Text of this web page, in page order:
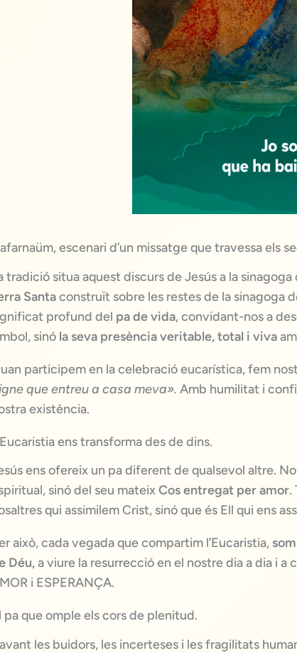
escenari d’un missatge que travessa els
tradició situa aquest discurs de Jesús a la
Santaconstruït sobre les restes de la sinagoga
profund del pa de vida, convidant-nos a
sinó la seva presència veritable, total i viva
participem en la celebració eucarística, fem
que entreu a casa meva». Amb humilitat i
existència.
ens transforma des de dins.
ens ofereix un pa diferent de qualsevol altre.
sinó del seu mateixCos entregat per amor.
qui assimilem Crist, sinó que és Ell qui ens
això, cada vegada que compartim l’Eucaristia,
Déu,a viure la resurrecció en el nostre dia a dia i
i ESPERANÇA.
pa que omple els cors de plenitud.
les buidors, les incerteses i les fragilitats